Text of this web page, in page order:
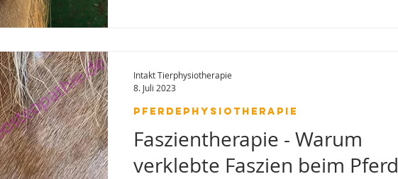
Behandlung von Muskel- und Nerven-Schmerzen.
Pferdephysiotherapie, Faszientherapie beim Pferd.
Faszientherapie - Warum
verklebte Faszien beim Pferd
Pferdephysiotherapie
Intakt Tierphysiotherapie
8. Juli 2023